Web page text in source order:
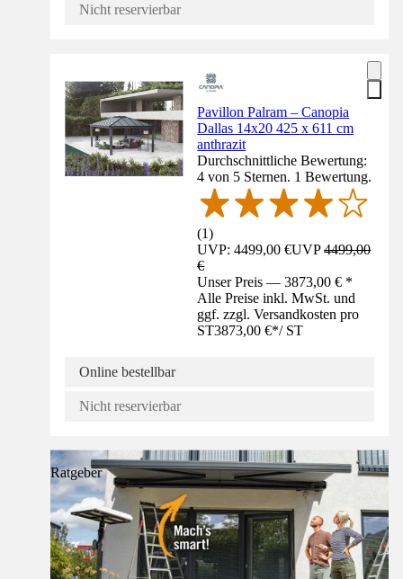
Nicht reservierbar
Pavillon Palram – Canopia
Dallas 14x20 425 x 611 cm
anthrazit
Durchschnittliche Bewertung:
4 von 5 Sternen. 1 Bewertung.
(1)
UVP: 4499,00 €UVP4499,00
€
Unser Preis — 3873,00 € *
Alle Preise inkl. MwSt. und
ggf. zzgl. Versandkosten pro
ST3873,00 €*/ ST
Online bestellbar
Nicht reservierbar
Ratgeber